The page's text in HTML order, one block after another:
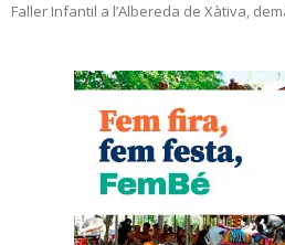
Faller Infantil a l’Albereda de Xàtiva,